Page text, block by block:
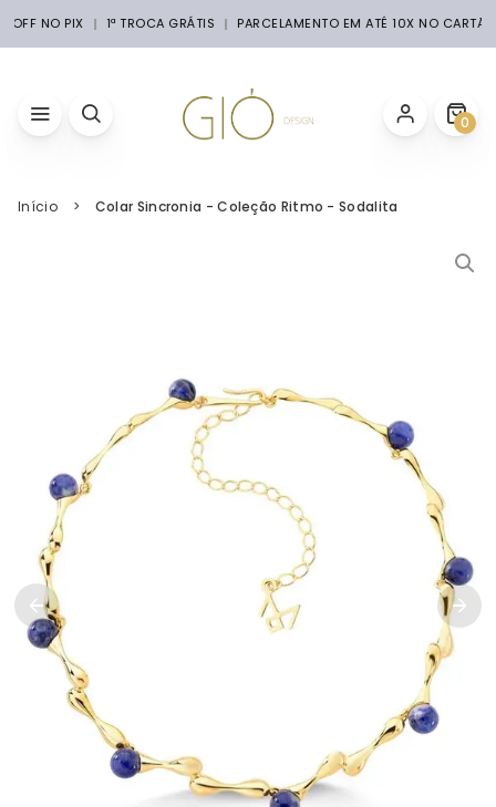
OFF NO PIX 1ª TROCA GRÁTIS PARCELAMENTO EM ATÉ 10X NO CARTÃO
0
Início Colar Sincronia - Coleção Ritmo - Sodalita